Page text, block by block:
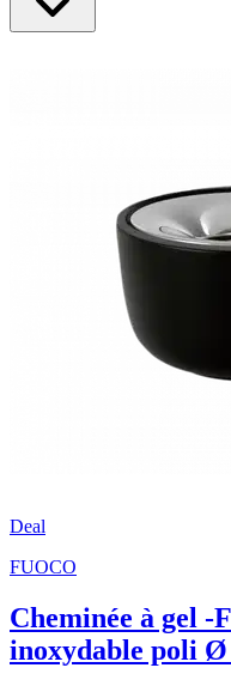
Deal
FUOCO
Cheminée à gel -
inoxydable poli Ø